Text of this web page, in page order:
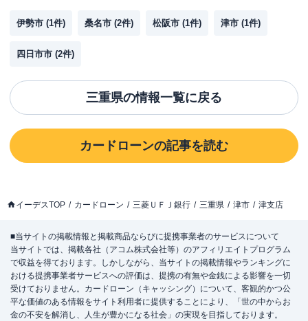
伊勢市 (1件) 桑名市 (2件) 松阪市 (1件) 津市 (1件)
四日市市 (2件)
三重県の情報一覧に戻る
カードローンの記事を読む
イーデスTOP カードローン 三菱ＵＦＪ銀行 三重県 津市 津支店
■当サイトの掲載情報と掲載商品ならびに提携事業者のサービスについて
当サイトでは、掲載各社（アコム株式会社等）のアフィリエイトプログラム
で収益を得ております。しかしながら、当サイトの掲載情報やランキングに
おける提携事業者サービスへの評価は、提携の有無や金銭による影響を一切
受けておりません。カードローン（キャッシング）について、客観的かつ公
平な価値のある情報をサイト利用者に提供することにより、「世の中からお
金の不安を解消し、人生が豊かになる社会」の実現を目指しております。